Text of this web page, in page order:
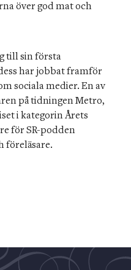
har jobbat framför
sociala medier. En av
på tidningen Metro,
i kategorin Årets
för SR-podden
föreläsare.